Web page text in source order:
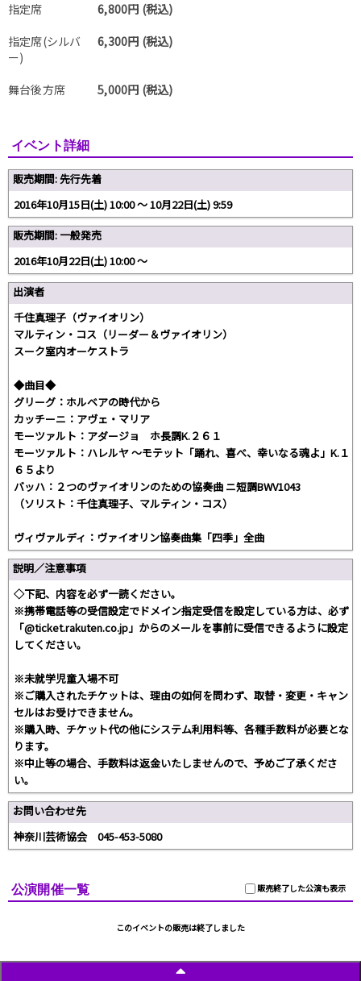
指定席
6,800円 (税込)
指定席(シルバ
ー)
6,300円 (税込)
舞台後方席 5,000円 (税込)
イベント詳細
販売期間: 先行先着
2016年10月15日(土) 10:00 〜 10月22日(土) 9:59
販売期間: 一般発売
2016年10月22日(土) 10:00 〜
出演者
千住真理子（ヴァイオリン）
マルティン・コス（リーダー＆ヴァイオリン）
スーク室内オーケストラ
◆曲目◆
グリーグ：ホルベアの時代から
カッチーニ：アヴェ・マリア
モーツァルト：アダージョ ホ長調K.２６１
モーツァルト：ハレルヤ ～モテット「踊れ、喜べ、幸いなる魂よ」K.１
６５より
バッハ：２つのヴァイオリンのための協奏曲 ニ短調BWV1043
（ソリスト：千住真理子、マルティン・コス）
ヴィヴァルディ：ヴァイオリン協奏曲集「四季」全曲
説明／注意事項
◇下記、内容を必ず一読ください。
※携帯電話等の受信設定でドメイン指定受信を設定している方は、必ず
「@ticket.rakuten.co.jp」からのメールを事前に受信できるように設定
してください。
※未就学児童入場不可
※ご購入されたチケットは、理由の如何を問わず、取替・変更・キャン
セルはお受けできません。
※購入時、チケット代の他にシステム利用料等、各種手数料が必要とな
ります。
※中止等の場合、手数料は返金いたしませんので、予めご了承くださ
い。
お問い合わせ先
神奈川芸術協会 045-453-5080
販売終了した公演も表示
公演開催一覧
このイベントの販売は終了しました